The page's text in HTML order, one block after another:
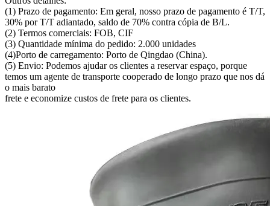
(1) Prazo de pagamento: Em geral, nosso prazo de pagamento é T/T,
30% por T/T adiantado, saldo de 70% contra cópia de B/L.
(2) Termos comerciais: FOB, CIF
(3) Quantidade mínima do pedido: 2.000 unidades
(4)Porto de carregamento: Porto de Qingdao (China).
(5) Envio: Podemos ajudar os clientes a reservar espaço, porque
temos um agente de transporte cooperado de longo prazo que nos dá
o mais barato
frete e economize custos de frete para os clientes.